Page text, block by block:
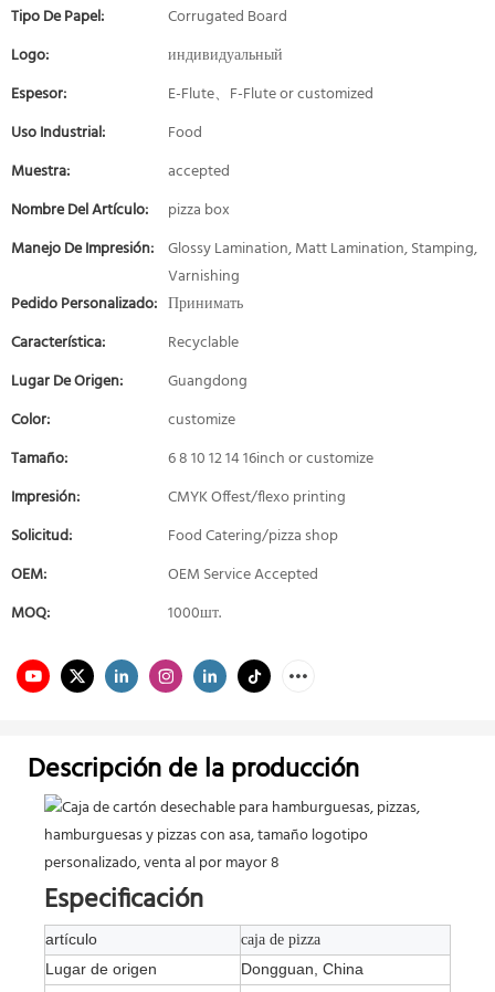
Tipo De Papel:
Corrugated Board
Logo:
индивидуальный
Espesor:
E-Flute、F-Flute or customized
Uso Industrial:
Food
Muestra:
accepted
Nombre Del Artículo:
pizza box
Manejo De Impresión: Glossy Lamination, Matt Lamination, Stamping,
Varnishing
Pedido Personalizado: Принимать
Característica:
Recyclable
Lugar De Origen:
Guangdong
Color:
customize
Tamaño:
6 8 10 12 14 16inch or customize
Impresión:
CMYK Offest/flexo printing
Solicitud:
Food Catering/pizza shop
OEM:
OEM Service Accepted
MOQ:
1000шт.
Descripción de la producción
Especificación
artículo caja de pizza
Lugar de origen
Dongguan, China